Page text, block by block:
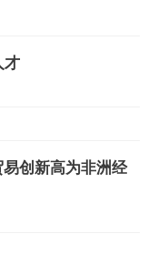
才
创新高为非洲经